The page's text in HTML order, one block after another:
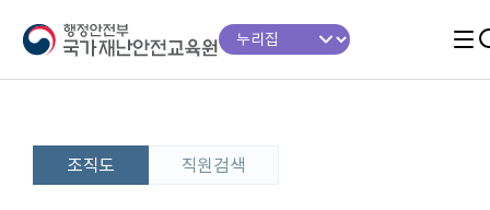
조직도 직원검색